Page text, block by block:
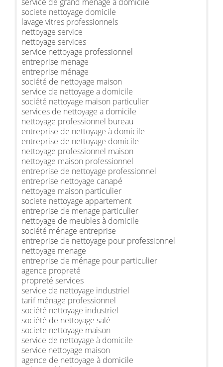
societe nettoyage domicile
lavage vitres professionnels
nettoyage service
nettoyage services
service nettoyage professionnel
entreprise menage
entreprise ménage
société de nettoyage maison
service de nettoyage a domicile
société nettoyage maison particulier
services de nettoyage a domicile
nettoyage professionnel bureau
entreprise de nettoyage à domicile
entreprise de nettoyage domicile
nettoyage professionnel maison
nettoyage maison professionnel
entreprise de nettoyage professionnel
entreprise nettoyage canapé
nettoyage maison particulier
societe nettoyage appartement
entreprise de menage particulier
nettoyage de meubles à domicile
société ménage entreprise
entreprise de nettoyage pour professionnel
nettoyage menage
entreprise de ménage pour particulier
agence propreté
propreté services
service de nettoyage industriel
tarif ménage professionnel
société nettoyage industriel
société de nettoyage salé
societe nettoyage maison
service de nettoyage à domicile
service nettoyage maison
agence de nettoyage à domicile